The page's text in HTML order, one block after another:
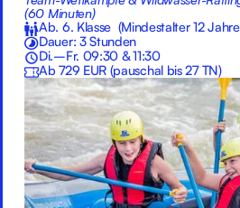
(60 Minuten)
Ab. 6. Klasse (Mindestalter 12
Dauer: 3 Stunden
Di.–Fr. 09:30 & 11:30
Ab 729 EUR (pauschal bis 27 TN)